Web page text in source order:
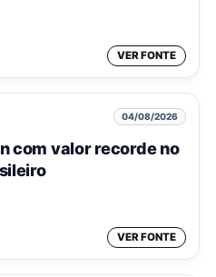
VER FONTE
04/08/2026
com valor recorde no
VER FONTE